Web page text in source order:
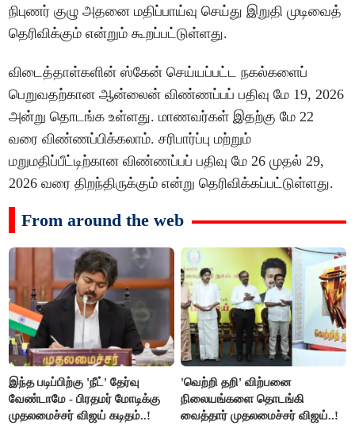
நிபுணர் குழு அதனை மதிப்பாய்வு செய்து இறுதி முடிவைத்
தெரிவிக்கும் என்றும் கூறப்பட்டுள்ளது.
விடைத்தாள்களின் ஸ்கேன் செய்யப்பட்ட நகல்களைப்
பெறுவதற்கான ஆன்லைன் விண்ணப்பப் பதிவு மே 19, 2026
அன்று தொடங்க உள்ளது. மாணவர்கள் இதற்கு மே 22
வரை விண்ணப்பிக்கலாம். சரிபார்ப்பு மற்றும்
மறுமதிப்பீட்டிற்கான விண்ணப்பப் பதிவு மே 26 முதல் 29,
2026 வரை திறந்திருக்கும் என்று தெரிவிக்கப்பட்டுள்ளது.
From around the web
இந்த படிப்பிற்கு 'நீட்' தேர்வு
வேண்டாமே - பிரதமர் மோடிக்கு
முதலமைச்சர் விஜய் கடிதம்..!
'வெற்றி தறி' விற்பனை
நிலையங்களை தொடங்கி
வைத்தார் முதலமைச்சர் விஜய்..!